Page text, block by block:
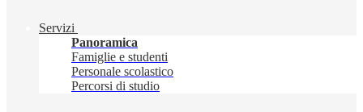
Servizi
Panoramica
Famiglie e studenti
Personale scolastico
Percorsi di studio